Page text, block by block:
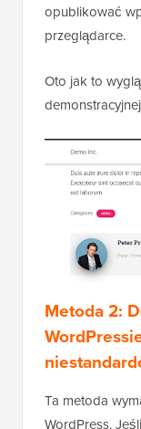
opublikować
przeglądarce.
Oto jak to
Metoda 2:
Ta metoda
WordPress.